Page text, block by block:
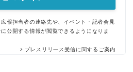
報担当者の連絡先や、イベント・記者会見
公開する情報が閲覧できるようになりま
プレスリリース受信に関するご案内